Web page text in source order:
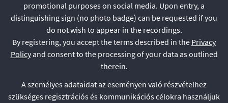
promotional purposes on social media. Upon entry, a
distinguishing sign (no photo badge) can be requested if you
do not wish to appear in the recordings.
By registering, you accept the terms described in the Privacy
Policyand consent to the processing of your data as outlined
therein.
A személyes adataidat az eseményen való részvételhez
szükséges regisztrációs és kommunikációs célokra használjuk